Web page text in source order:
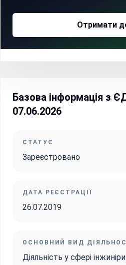
Отримати
Базова інформація з
07.06.2026
СТАТУС
Зареєстровано
ДАТА РЕЄСТРАЦІЇ
26.07.2019
ОСНОВНИЙ ВИД
Діяльність у сфері